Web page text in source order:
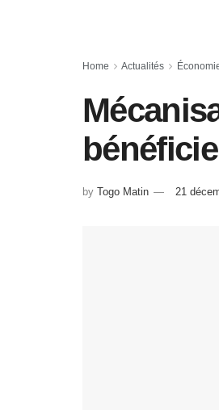
Home Actualités
by Togo Matin 21